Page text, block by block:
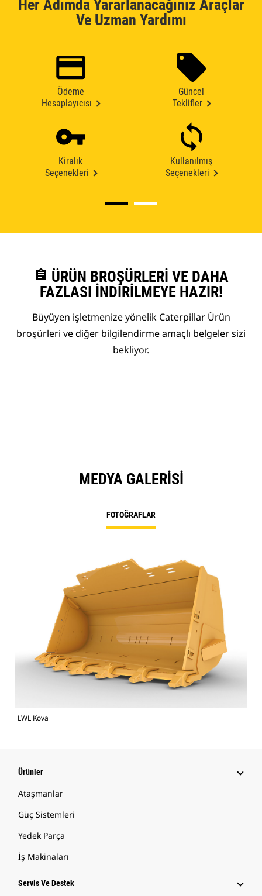
Her Adımda Yararlanacağınız Araçlar
Ve Uzman Yardımı
Ödeme
Hesaplayıcısı
Güncel
Teklifler
Kiralık
Seçenekleri
Kullanılmış
Seçenekleri
assignment ÜRÜN BROŞÜRLERI VE DAHA
FAZLASI İNDIRILMEYE HAZIR!
Büyüyen işletmenize yönelik Caterpillar Ürün
broşürleri ve diğer bilgilendirme amaçlı belgeler sizi
bekliyor.
MEDYA GALERISI
FOTOĞRAFLAR
LWL Kova
Ürünler
Ataşmanlar
Güç Sistemleri
Yedek Parça
İş Makinaları
Servis Ve Destek